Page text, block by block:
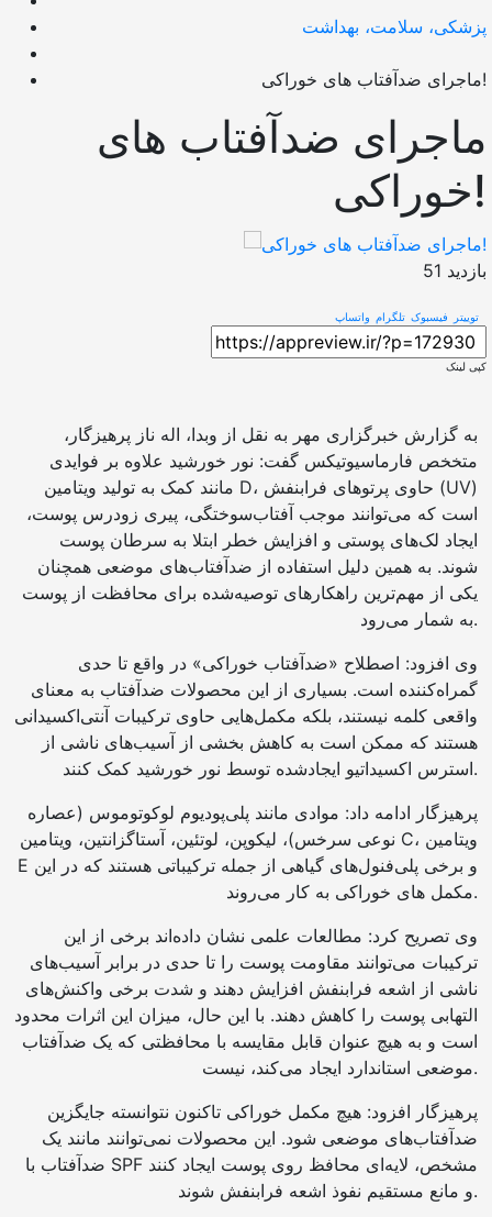
پزشکی، سلامت، بهداشت
ماجرای ضدآفتاب های خوراکی!
ماجرای ضدآفتاب های
خوراکی!
بازدید 51
توییتر فیسبوک تلگرام واتساپ
کپی لینک
به گزارش خبرگزاری مهر به نقل از وبدا، اله ناز پرهیزگار،
متخخص فارماسیوتیکس گفت: نور خورشید علاوه بر فوایدی
مانند کمک به تولید ویتامین D، حاوی پرتوهای فرابنفش (UV)
است که می‌توانند موجب آفتاب‌سوختگی، پیری زودرس پوست،
ایجاد لک‌های پوستی و افزایش خطر ابتلا به سرطان پوست
شوند. به همین دلیل استفاده از ضدآفتاب‌های موضعی همچنان
یکی از مهم‌ترین راهکارهای توصیه‌شده برای محافظت از پوست
به شمار می‌رود.
وی افزود: اصطلاح «ضدآفتاب خوراکی» در واقع تا حدی
گمراه‌کننده است. بسیاری از این محصولات ضدآفتاب به معنای
واقعی کلمه نیستند، بلکه مکمل‌هایی حاوی ترکیبات آنتی‌اکسیدانی
هستند که ممکن است به کاهش بخشی از آسیب‌های ناشی از
استرس اکسیداتیو ایجادشده توسط نور خورشید کمک کنند.
پرهیزگار ادامه داد: موادی مانند پلی‌پودیوم لوکوتوموس (عصاره
نوعی سرخس)، لیکوپن، لوتئین، آستاگزانتین، ویتامین C، ویتامین
E و برخی پلی‌فنول‌های گیاهی از جمله ترکیباتی هستند که در این
مکمل های خوراکی به کار می‌روند.
وی تصریح کرد: مطالعات علمی نشان داده‌اند برخی از این
ترکیبات می‌توانند مقاومت پوست را تا حدی در برابر آسیب‌های
ناشی از اشعه فرابنفش افزایش دهند و شدت برخی واکنش‌های
التهابی پوست را کاهش دهند. با این حال، میزان این اثرات محدود
است و به هیچ عنوان قابل مقایسه با محافظتی که یک ضدآفتاب
موضعی استاندارد ایجاد می‌کند، نیست.
پرهیزگار افزود: هیچ مکمل خوراکی تاکنون نتوانسته جایگزین
ضدآفتاب‌های موضعی شود. این محصولات نمی‌توانند مانند یک
ضدآفتاب با SPF مشخص، لایه‌ای محافظ روی پوست ایجاد کنند
و مانع مستقیم نفوذ اشعه فرابنفش شوند.